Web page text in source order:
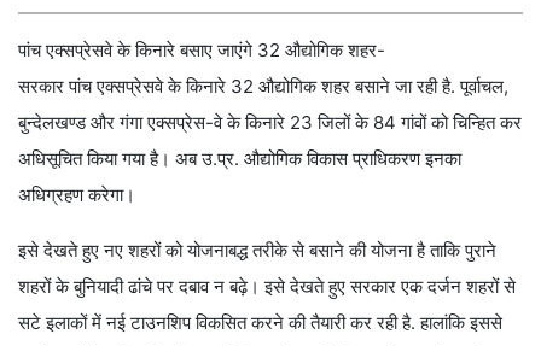
पांच एक्सप्रेसवे के किनारे बसाए जाएंगे 32 औद्योगिक शहर-
सरकार पांच एक्सप्रेसवे के किनारे 32 औद्योगिक शहर बसाने जा रही है. पूर्वाचल,
बुन्देलखण्ड और गंगा एक्सप्रेस-वे के किनारे 23 जिलों के 84 गांवों को चिन्हित कर
अधिसूचित किया गया है। अब उ.प्र. औद्योगिक विकास प्राधिकरण इनका
अधिग्रहण करेगा।
इसे देखते हुए नए शहरों को योजनाबद्ध तरीके से बसाने की योजना है ताकि पुराने
शहरों के बुनियादी ढांचे पर दबाव न बढ़े। इसे देखते हुए सरकार एक दर्जन शहरों से
सटे इलाकों में नई टाउनशिप विकसित करने की तैयारी कर रही है. हालांकि इससे